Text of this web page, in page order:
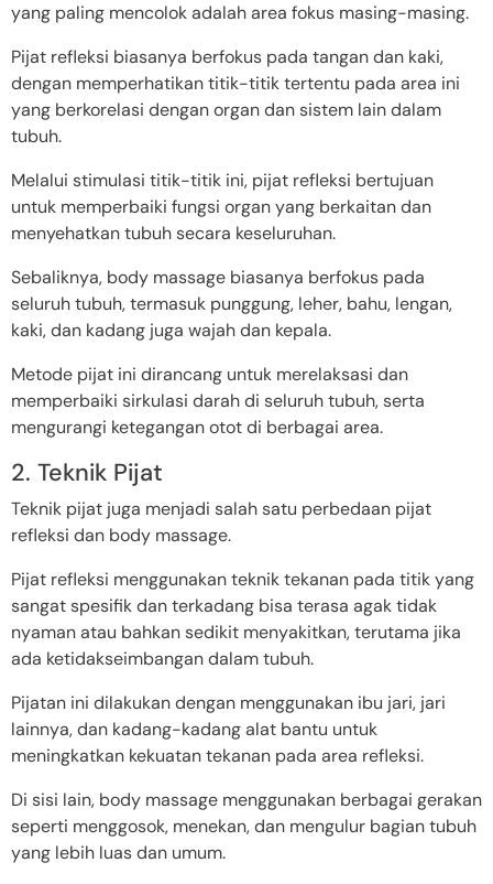
yang paling mencolok adalah area fokus masing-masing.
Pijat refleksi biasanya berfokus pada tangan dan kaki,
dengan memperhatikan titik-titik tertentu pada area ini
yang berkorelasi dengan organ dan sistem lain dalam
tubuh.
Melalui stimulasi titik-titik ini, pijat refleksi bertujuan
untuk memperbaiki fungsi organ yang berkaitan dan
menyehatkan tubuh secara keseluruhan.
Sebaliknya, body massage biasanya berfokus pada
seluruh tubuh, termasuk punggung, leher, bahu, lengan,
kaki, dan kadang juga wajah dan kepala.
Metode pijat ini dirancang untuk merelaksasi dan
memperbaiki sirkulasi darah di seluruh tubuh, serta
mengurangi ketegangan otot di berbagai area.
2. Teknik Pijat
Teknik pijat juga menjadi salah satu perbedaan pijat
refleksi dan body massage.
Pijat refleksi menggunakan teknik tekanan pada titik yang
sangat spesifik dan terkadang bisa terasa agak tidak
nyaman atau bahkan sedikit menyakitkan, terutama jika
ada ketidakseimbangan dalam tubuh.
Pijatan ini dilakukan dengan menggunakan ibu jari, jari
lainnya, dan kadang-kadang alat bantu untuk
meningkatkan kekuatan tekanan pada area refleksi.
Di sisi lain, body massage menggunakan berbagai gerakan
seperti menggosok, menekan, dan mengulur bagian tubuh
yang lebih luas dan umum.